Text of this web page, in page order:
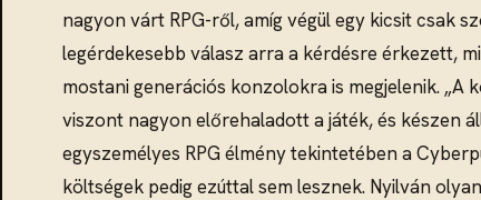
nagyon várt RPG-ről, amíg végül egy kicsit csak
legérdekesebb válasz arra a kérdésre érkezett,
mostani generációs konzolokra is megjelenik.
viszont nagyon előrehaladott a játék, és készen
egyszemélyes RPG élmény tekintetében a
költségek pedig ezúttal sem lesznek. Nyilván